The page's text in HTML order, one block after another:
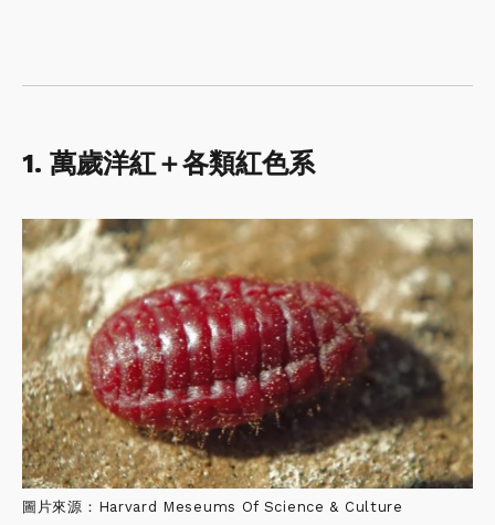
1. 萬歲洋紅＋各類紅色系
圖片來源：Harvard Meseums Of Science & Culture